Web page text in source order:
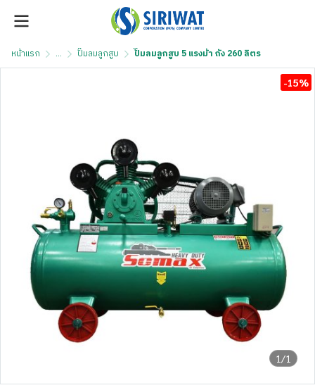
หน้าแรก ... ปั๊มลมลูกสูบ ปั๊มลมลูกสูบ 5 แรงม้า ถัง 260 ลิตร
1/1
-15%